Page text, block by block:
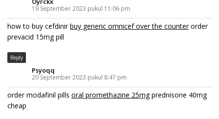
19 September 2023 pukul 11:06 pm
how to buy cefdinirbuy generic omnicef over the counterorder
prevacid 15mg pill
Reply
Psyoqq
20 September 2023 pukul 8:47 pm
order modafinil pills oral promethazine 25mgprednisone 40mg
cheap